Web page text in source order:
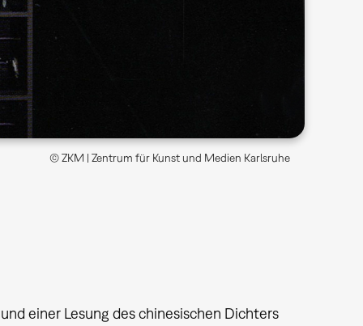
© ZKM | Zentrum für Kunst und Medien Karlsruhe
einer Lesung des chinesischen Dichters